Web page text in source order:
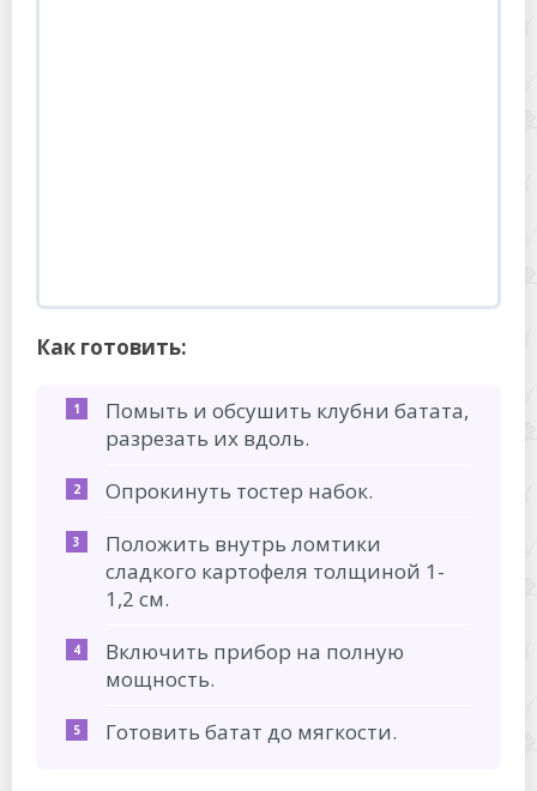
Как готовить:
Помыть и обсушить клубни батата,
разрезать их вдоль.
Опрокинуть тостер набок.
Положить внутрь ломтики
сладкого картофеля толщиной 1-
1,2 см.
Включить прибор на полную
мощность.
Готовить батат до мягкости.